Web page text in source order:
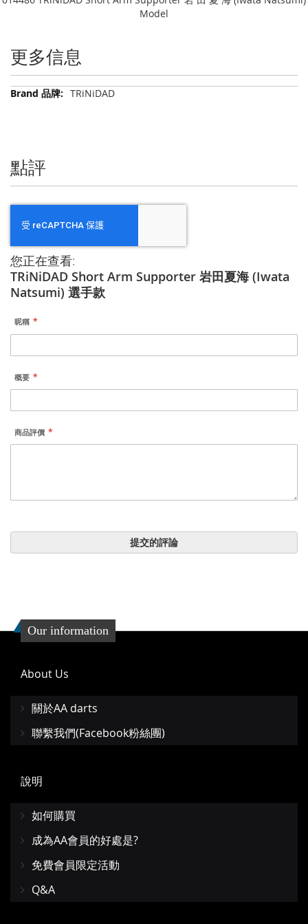
Model
更多信息
更
TRiNiDAD
點評
您正在查看:
TRiNiDAD Short Arm Supporter 岩田夏海 (Iwata
Natsumi) 選手款
昵稱
概要
商品評價
提交的評論
Our information
About Us
關於AA darts
聯繫我們(Facebook粉絲團)
說明
如何購買
成為AA會員的好處是?
免費會員限定活動
Q&A